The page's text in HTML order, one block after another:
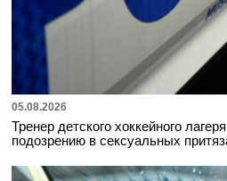
05.08.2026
Тренер детского хоккейного
подозрению в сексуальных